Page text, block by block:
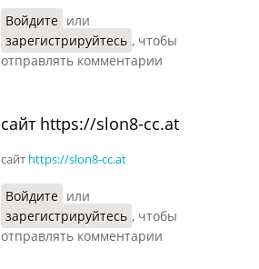
Войдите или
зарегистрируйтесь , чтобы
отправлять комментарии
сайт https://slon8-cc.at
сайт https://slon8-cc.at
Войдите или
зарегистрируйтесь , чтобы
отправлять комментарии